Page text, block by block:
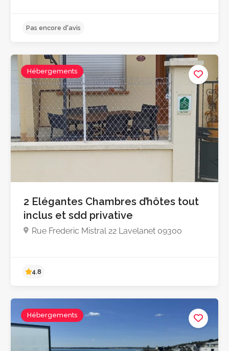
Hébergements
2 Elégantes Chambres d’hôtes tout
inclus et sdd privative
Rue Frederic Mistral 22 Lavelanet 09300
Hébergements